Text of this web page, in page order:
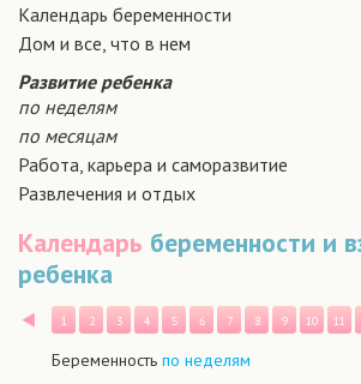
Календарь беременности
Дом и все, что в нем
Развитие ребенка
по неделям
по месяцам
Работа, карьера и саморазвитие
Развлечения и отдых
Календарь беременности и
ребенка
Назад
1 2 3 4 5 6 7 8 9 10 11
Беременность по неделям